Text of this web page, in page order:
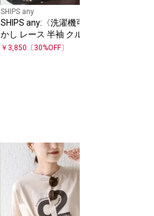
SHIPS any
SHIPS any:〈洗濯機可能〉透
かし レース 半袖 クルーネック
Tシャツ
￥ 3,850 〔 30%OFF〕